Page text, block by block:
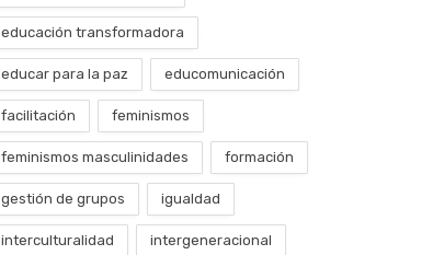
educación transformadora
educar para la paz educomunicación
facilitación feminismos
feminismos masculinidades formación
gestión de grupos igualdad
interculturalidad intergeneracional